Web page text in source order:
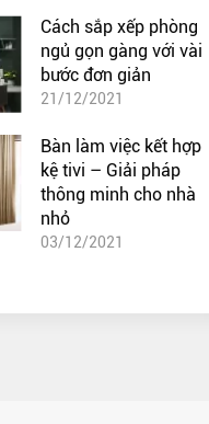
Cách sắp xếp phòng
ngủ gọn gàng với vài
bước đơn giản
21/12/2021
Bàn làm việc kết hợp
kệ tivi – Giải pháp
thông minh cho nhà
nhỏ
03/12/2021